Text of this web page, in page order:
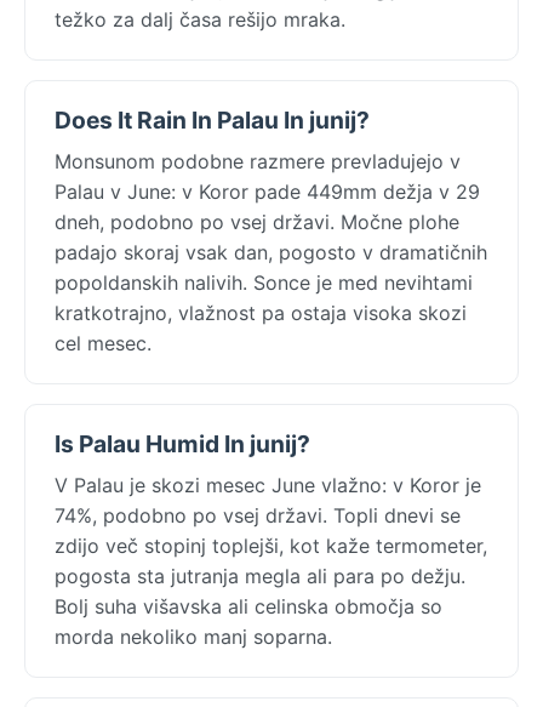
težko za dalj časa rešijo mraka.
Does It Rain In Palau In junij?
Monsunom podobne razmere prevladujejo v
Palau v June: v Koror pade 449mm dežja v 29
dneh, podobno po vsej državi. Močne plohe
padajo skoraj vsak dan, pogosto v dramatičnih
popoldanskih nalivih. Sonce je med nevihtami
kratkotrajno, vlažnost pa ostaja visoka skozi
cel mesec.
Is Palau Humid In junij?
V Palau je skozi mesec June vlažno: v Koror je
74%, podobno po vsej državi. Topli dnevi se
zdijo več stopinj toplejši, kot kaže termometer,
pogosta sta jutranja megla ali para po dežju.
Bolj suha višavska ali celinska območja so
morda nekoliko manj soparna.